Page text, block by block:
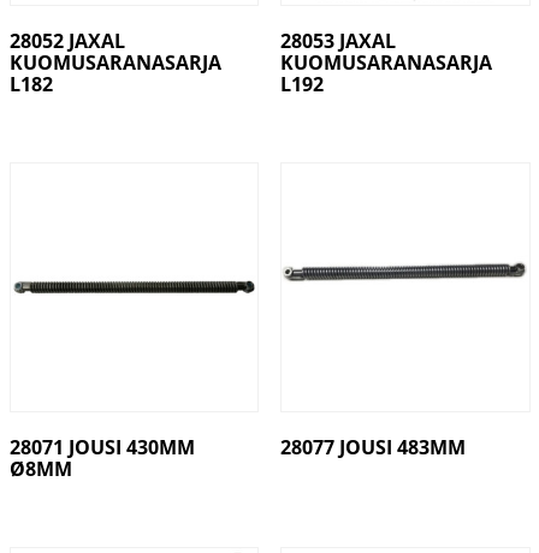
28052 JAXAL
KUOMUSARANASARJA
L182
28053 JAXAL
KUOMUSARANASARJA
L192
28071 JOUSI 430MM
Ø8MM
28077 JOUSI 483MM